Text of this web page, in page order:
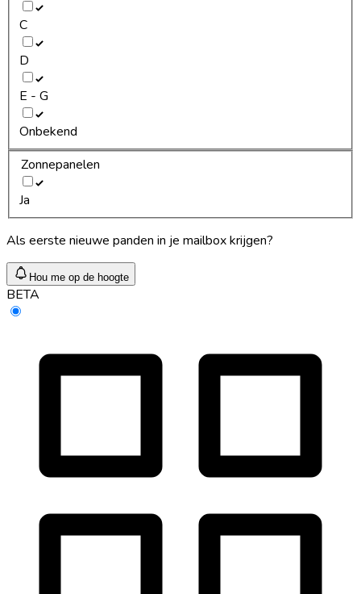
C
D
E - G
Onbekend
Zonnepanelen
Ja
Als eerste nieuwe panden in je mailbox krijgen?
Hou me op de hoogte
BETA